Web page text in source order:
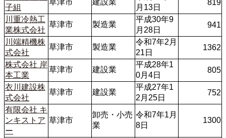
子組
草津市 建設業
月13日
819
川重冷熱工
業株式会社
草津市 製造業
平成30年9
月28日
941
川端精機株
式会社
草津市 製造業
令和7年2月
21日
1362
株式会社 岸
本工業
草津市 建設業
平成28年1
0月4日
805
衣川建設株
式会社
草津市 建設業
平成27年1
2月25日
752
有限会社 キ
ンキストア
ー
草津市
卸売・小売
業
令和7年1月
8日
1300